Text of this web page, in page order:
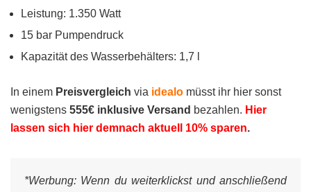
Leistung: 1.350 Watt
15 bar Pumpendruck
Kapazität des Wasserbehälters: 1,7 l
In einem Preisvergleich via idealo müsst ihr hier sonst
wenigstens 555€ inklusive Versand bezahlen. Hier
lassen sich hier demnach aktuell 10% sparen.
*Werbung: Wenn du weiterklickst und anschließend